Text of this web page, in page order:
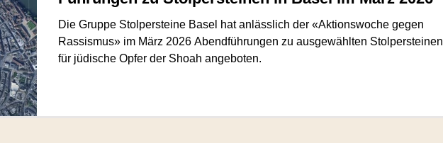
Die Gruppe Stolpersteine Basel hat anlässlich der «Aktionswoche gegen
Rassismus» im März 2026 Abendführungen zu ausgewählten Stolpersteinen
für jüdische Opfer der Shoah angeboten.